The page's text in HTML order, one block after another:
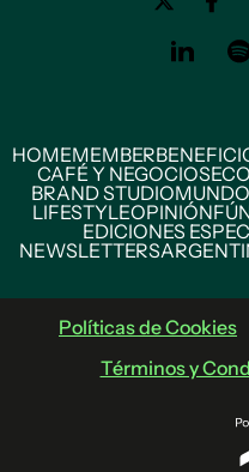
HOMEMEMBER
CAFÉ Y NEGOCIOS
BRAND STUDIOMUNDO
LIFESTYLEOPINIÓN
EDICIONES
NEWSLETTERS
Políticas de Cookies
Términos y